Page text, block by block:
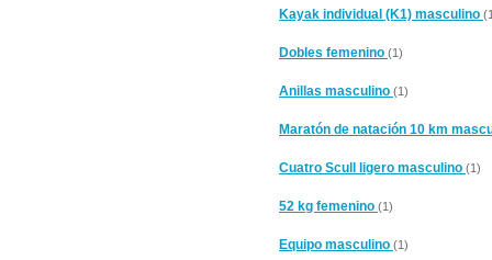
Kayak individual (K1) masculino
Dobles femenino (1)
Anillas masculino (1)
Maratón de natación 10 km
Cuatro Scull ligero masculino (1)
52 kg femenino (1)
Equipo masculino (1)